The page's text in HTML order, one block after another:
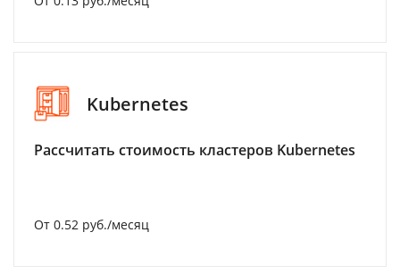
Kubernetes
Рассчитать стоимость кластеров Kubernetes
От 0.52 руб./месяц